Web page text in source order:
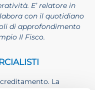
E’ relatore in
con il quotidiano
di approfondimento
Il Fisco.
La